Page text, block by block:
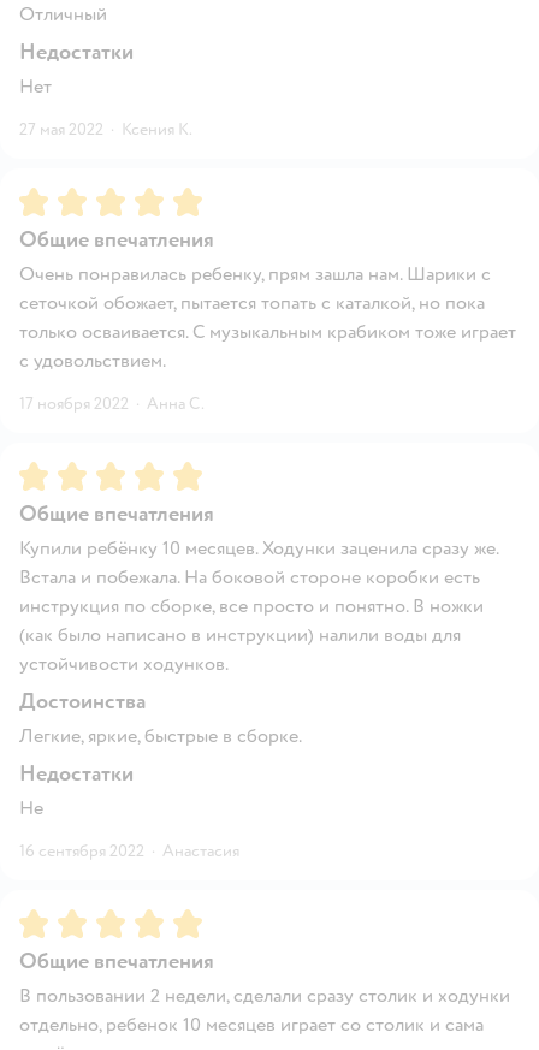
Отличный
Недостатки
Нет
27 мая 2022 · Ксения К.
Рейтинг:5
Общие впечатления
Очень понравилась ребенку, прям зашла нам. Шарики с
сеточкой обожает, пытается топать с каталкой, но пока
только осваивается. С музыкальным крабиком тоже играет
с удовольствием.
17 ноября 2022 · Анна С.
Рейтинг:5
Общие впечатления
Купили ребёнку 10 месяцев. Ходунки заценила сразу же.
Встала и побежала. На боковой стороне коробки есть
инструкция по сборке, все просто и понятно. В ножки
(как было написано в инструкции) налили воды для
устойчивости ходунков.
Достоинства
Легкие, яркие, быстрые в сборке.
Недостатки
Не
16 сентября 2022 · Анастасия
Рейтинг:5
Общие впечатления
В пользовании 2 недели, сделали сразу столик и ходунки
отдельно, ребенок 10 месяцев играет со столик и сама